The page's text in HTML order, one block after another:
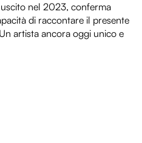
nel 2023, conferma
di raccontare il presente
artista ancora oggi unico e